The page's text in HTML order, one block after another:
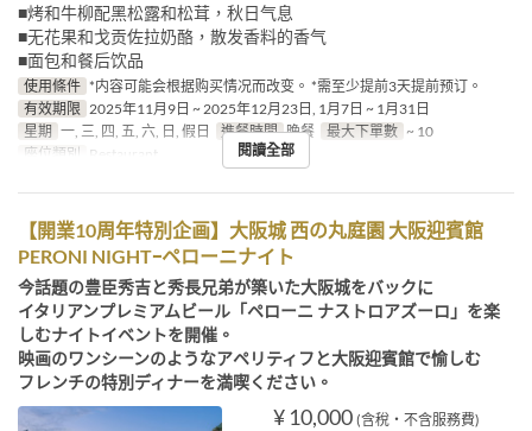
■烤和牛柳配黑松露和松茸，秋日气息
■无花果和戈贡佐拉奶酪，散发香料的香气
■面包和餐后饮品
使用條件 *内容可能会根据购买情况而改变。 *需至少提前3天提前预订。
有效期限 2025年11月9日 ~ 2025年12月23日, 1月7日 ~ 1月31日
星期 一, 三, 四, 五, 六, 日, 假日 進餐時間 晚餐 最大下單數 ~ 10
座位類別 Restaurant 閱讀全部
【開業10周年特別企画】大阪城 西の丸庭園 大阪迎賓館
PERONI NIGHTｰペローニナイト
今話題の豊臣秀吉と秀長兄弟が築いた大阪城をバックに
イタリアンプレミアムビール「ペローニ ナストロアズーロ」を楽
しむナイトイベントを開催。
映画のワンシーンのようなアペリティフと大阪迎賓館で愉しむ
フレンチの特別ディナーを満喫ください。
¥ 10,000 (含稅・不含服務費)